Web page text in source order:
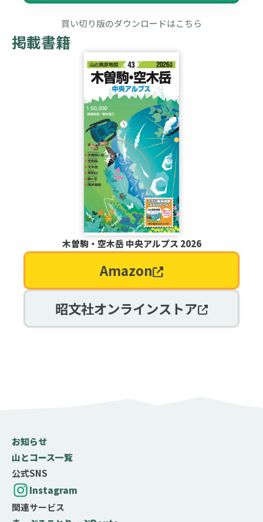
買い切り版のダウンロードはこちら
掲載書籍
木曽駒・空木岳 中央アルプス 2026
Amazon
昭文社オンラインストア
お知らせ
山とコース一覧
公式SNS
Instagram
関連サービス